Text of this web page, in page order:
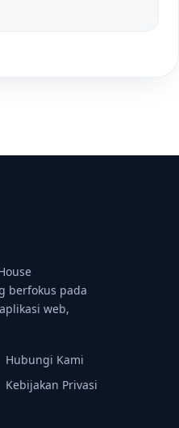
berfokus pada
web,
Hubungi Kami
Kebijakan Privasi